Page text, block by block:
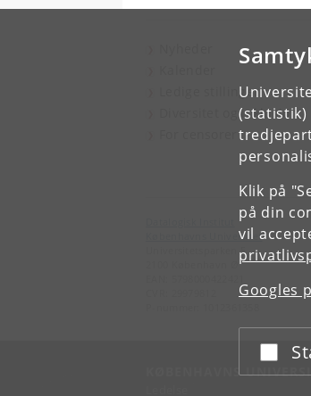
(statistik)
Klik på
på din
vil
Googles
Ledige stillinger
Diversitet og inklusion
Københavns Universitet
Universitetsparken 5
KØBENHAVNS